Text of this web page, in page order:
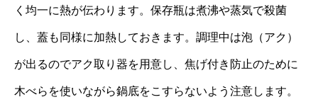
く均一に熱が伝わります。保存瓶は煮沸や蒸気で殺菌
し、蓋も同様に加熱しておきます。調理中は泡（アク）
が出るのでアク取り器を用意し、焦げ付き防止のために
木べらを使いながら鍋底をこすらないよう注意します。